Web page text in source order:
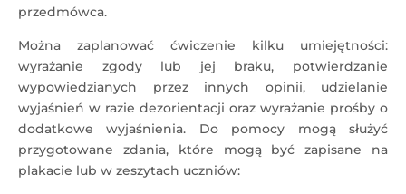
przedmówca.
Można zaplanować ćwiczenie kilku umiejętności:
wyrażanie zgody lub jej braku, potwierdzanie
wypowiedzianych przez innych opinii, udzielanie
wyjaśnień w razie dezorientacji oraz wyrażanie prośby o
dodatkowe wyjaśnienia. Do pomocy mogą służyć
przygotowane zdania, które mogą być zapisane na
plakacie lub w zeszytach uczniów: